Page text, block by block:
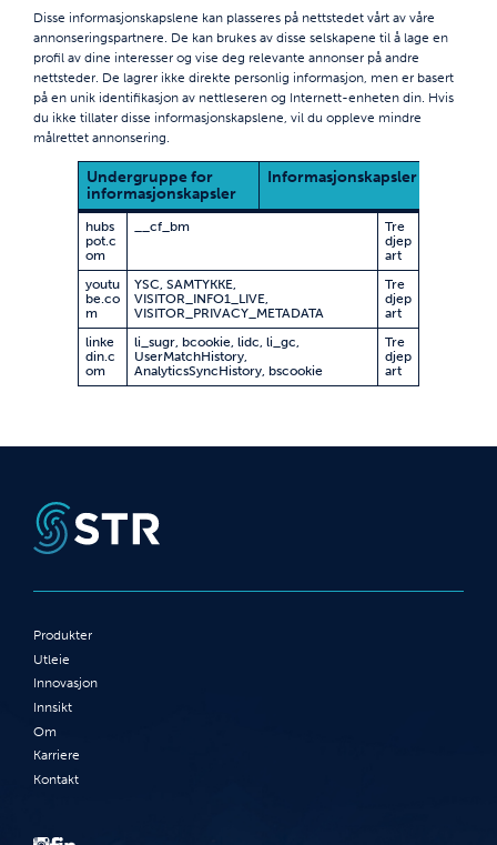
Disse informasjonskapslene kan plasseres på nettstedet vårt av våre
annonseringspartnere. De kan brukes av disse selskapene til å lage en
profil av dine interesser og vise deg relevante annonser på andre
nettsteder. De lagrer ikke direkte personlig informasjon, men er basert
på en unik identifikasjon av nettleseren og Internett-enheten din. Hvis
du ikke tillater disse informasjonskapslene, vil du oppleve mindre
målrettet annonsering.
Undergruppe for
informasjonskapsler
Informasjonskapsler
hubs
pot.c
om
__cf_bm
Tre
djep
art
youtu
be.co
m
YSC, SAMTYKKE,
VISITOR_INFO1_LIVE,
VISITOR_PRIVACY_METADATA
Tre
djep
art
linke
din.c
om
li_sugr, bcookie, lidc, li_gc,
UserMatchHistory,
AnalyticsSyncHistory, bscookie
Tre
djep
art
Produkter
Utleie
Innovasjon
Innsikt
Om
Karriere
Kontakt